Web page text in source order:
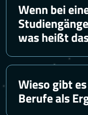
Wenn bei
was heißt
Wieso gibt
Berufe als